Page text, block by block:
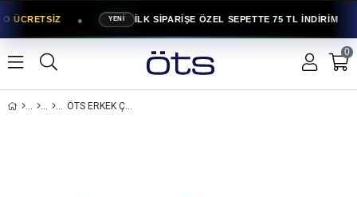
ÜCRETSİZ ● YENİ İLK SİPARİŞE ÖZEL SEPETTE 75 TL İNDİRİM
0
ÖTS ERKEK ÇOCUK PAMUKLU ATLET KIRMIZI YUMMY İÇ GIYIM KONFORU (7684-KIR)